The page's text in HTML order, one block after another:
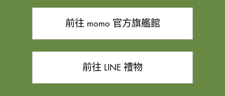
前往 momo 官方旗艦館
前往 LINE 禮物